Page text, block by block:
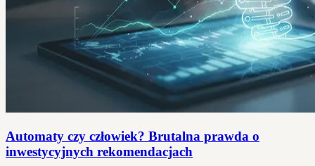
Automaty czy człowiek? Brutalna prawda o
inwestycyjnych rekomendacjach